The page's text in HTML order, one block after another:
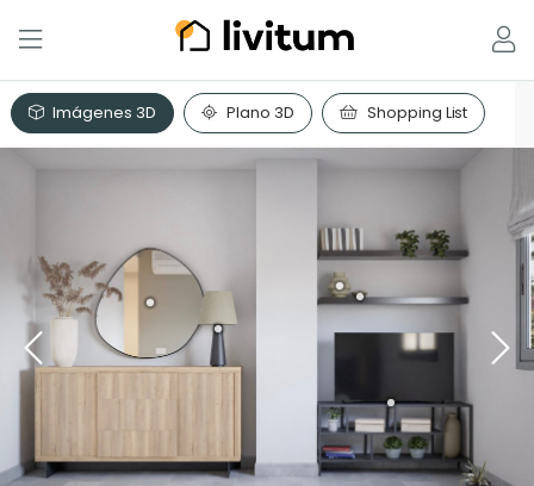
Imágenes 3D Plano 3D Shopping List